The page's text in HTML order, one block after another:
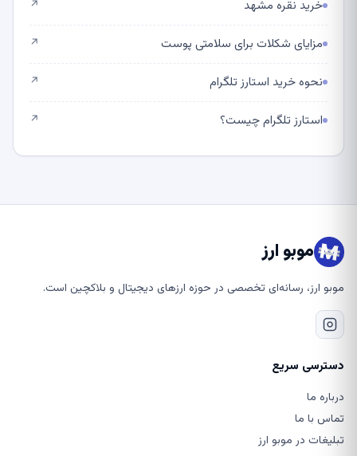
خرید نقره مشهد ↗
مزایای شکلات برای سلامتی پوست ↗
نحوه خرید استارز تلگرام ↗
استارز تلگرام چیست؟ ↗
موبو ارز
موبو ارز، رسانه‌ای تخصصی در حوزه ارزهای دیجیتال و بلاکچین است.
دسترسی سریع
درباره ما
تماس با ما
تبلیغات در موبو ارز